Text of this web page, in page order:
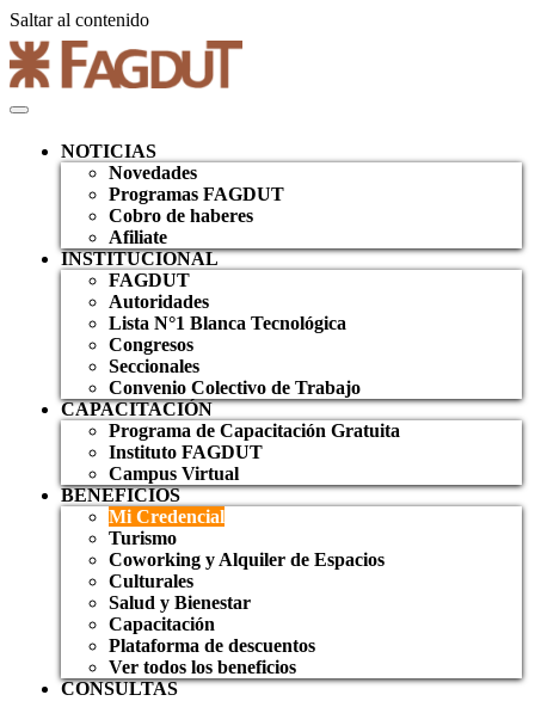
Saltar al contenido
NOTICIAS
Novedades
Programas FAGDUT
Cobro de haberes
Afiliate
INSTITUCIONAL
FAGDUT
Autoridades
Lista N°1 Blanca Tecnológica
Congresos
Seccionales
Convenio Colectivo de Trabajo
CAPACITACIÓN
Programa de Capacitación Gratuita
Instituto FAGDUT
Campus Virtual
BENEFICIOS
Mi Credencial
Turismo
Coworking y Alquiler de Espacios
Culturales
Salud y Bienestar
Capacitación
Plataforma de descuentos
Ver todos los beneficios
CONSULTAS